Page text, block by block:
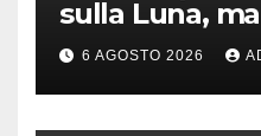
sulla Luna,
erano quasi
6 AGOSTO 2026